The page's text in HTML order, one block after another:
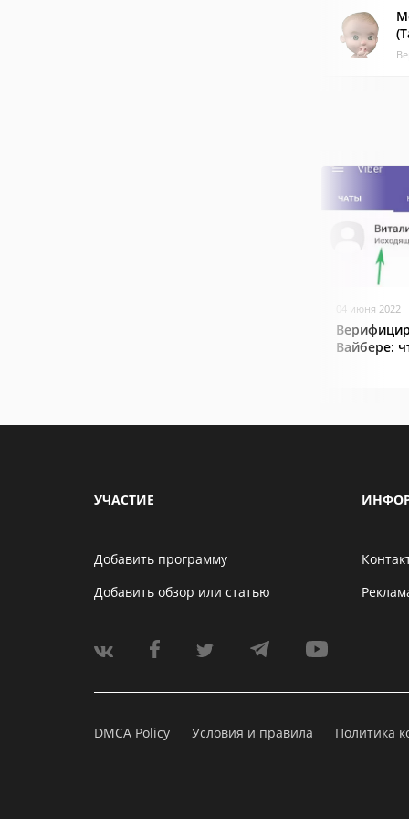
04 июня 2022
Вайбере:
УЧАСТИЕ
Добавить программу
Добавить обзор или статью
DMCA Policy Условия и правила Политика